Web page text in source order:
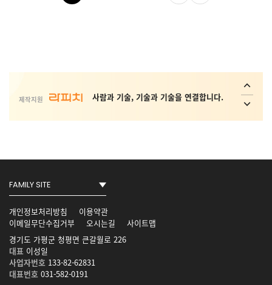
제작지원 사람과 기술, 기술과 기술을 연결합니다.
AI 가상 비서, AI 상담사, AI 콜봇서비스,
사회취약 계층의 복지 안전망 플랫폼 _
개인정보처리방침
이용약관
이메일무단수집거부
오시는길
사이트맵
경기도 가평군 청평면 큰갈월로 226
대표 이성일
사업자번호 133-82-62831
대표번호 031-582-0191